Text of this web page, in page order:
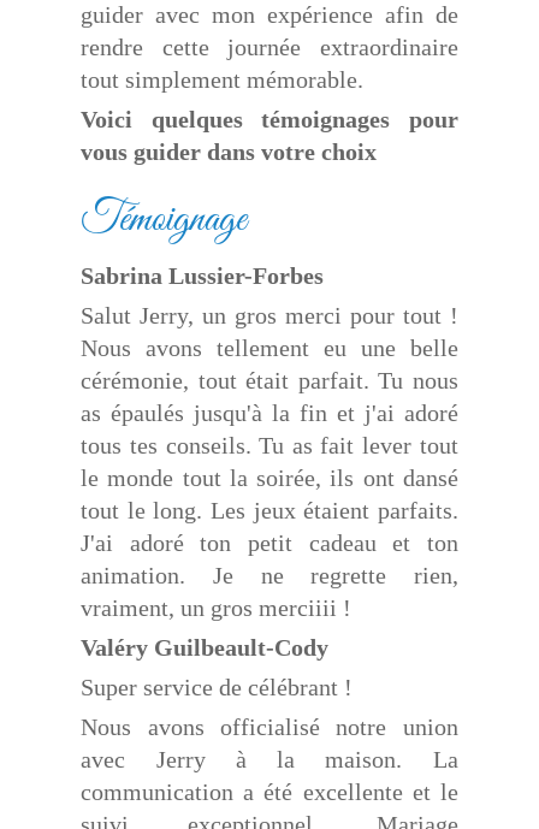
guider avec mon expérience afin de
rendre cette journée extraordinaire
tout simplement mémorable.
Voici quelques témoignages pour
vous guider dans votre choix
Témoignage
Sabrina Lussier-Forbes
Salut Jerry, un gros merci pour tout !
Nous avons tellement eu une belle
cérémonie, tout était parfait. Tu nous
as épaulés jusqu'à la fin et j'ai adoré
tous tes conseils. Tu as fait lever tout
le monde tout la soirée, ils ont dansé
tout le long. Les jeux étaient parfaits.
J'ai adoré ton petit cadeau et ton
animation. Je ne regrette rien,
vraiment, un gros merciiii !
Valéry Guilbeault-Cody
Super service de célébrant !
Nous avons officialisé notre union
avec Jerry à la maison. La
communication a été excellente et le